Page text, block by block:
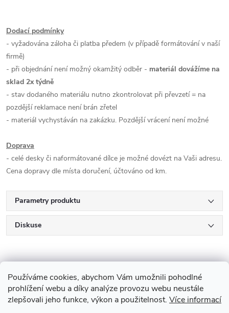
Používáme cookies, abychom Vám umožnili pohodlné
prohlížení webu a díky analýze provozu webu neustále
zlepšovali jeho funkce, výkon a použitelnost. Více informací
Dodací podmínky
- vyžadována záloha či platba předem (v případě formátování v naší
firmě)
- při objednání není možný okamžitý odběr - materiál dovážíme na
sklad 2x týdně
- stav dodaného materiálu nutno zkontrolovat při převzetí = na
pozdější reklamace není brán zřetel
- materiál vychystáván na zakázku. Pozdější vrácení není možné
Doprava
- celé desky či naformátované dílce je možné dovézt na Vaši adresu.
Cena dopravy dle místa doručení, účtováno od km.
Parametry produktu
Diskuse